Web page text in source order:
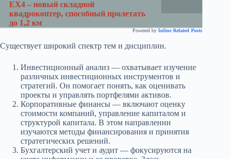
EX4 – новый складной
квадрокоптер, способный пролетать
до 1,2 км
Powered by Inline Related Posts
Существует широкий спектр тем и дисциплин.
Инвестиционный анализ — охватывает изучение
различных инвестиционных инструментов и
стратегий. Он помогает понять, как оценивать
проекты и управлять портфелями активов.
Корпоративные финансы — включают оценку
стоимости компаний, управление капиталом и
структурой капитала. В этом направлении
изучаются методы финансирования и принятия
стратегических решений.
Бухгалтерский учет и аудит — фокусируются на